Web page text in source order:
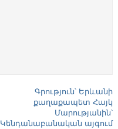
Գրություն՝ Երևանի
քաղաքապետ Հայկ
Մարությանին՝
Կենդանաբանական այգում